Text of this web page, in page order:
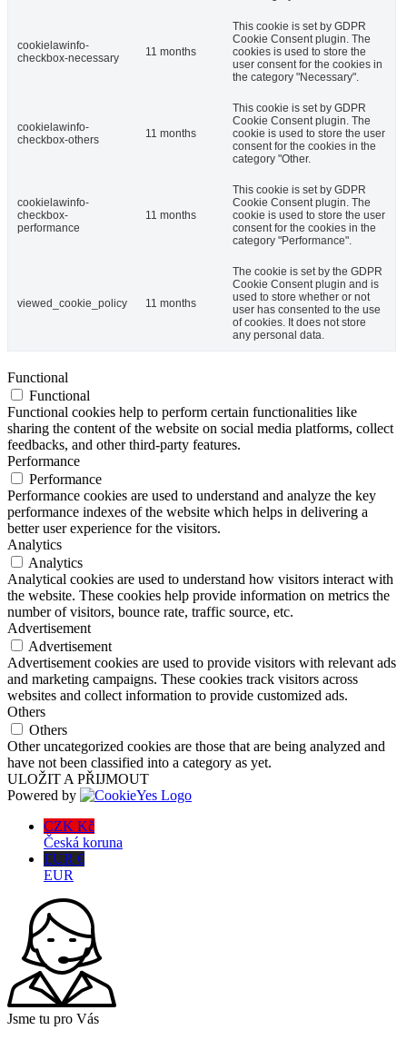
cookielawinfo-
checkbox-necessary
11 months
This cookie is set by GDPR
Cookie Consent plugin. The
cookies is used to store the
user consent for the cookies in
the category "Necessary".
cookielawinfo-
checkbox-others
11 months
This cookie is set by GDPR
Cookie Consent plugin. The
cookie is used to store the user
consent for the cookies in the
category "Other.
cookielawinfo-
checkbox-
performance
11 months
This cookie is set by GDPR
Cookie Consent plugin. The
cookie is used to store the user
consent for the cookies in the
category "Performance".
viewed_cookie_policy 11 months
The cookie is set by the GDPR
Cookie Consent plugin and is
used to store whether or not
user has consented to the use
of cookies. It does not store
any personal data.
Functional
Functional
Functional cookies help to perform certain functionalities like
sharing the content of the website on social media platforms, collect
feedbacks, and other third-party features.
Performance
Performance
Performance cookies are used to understand and analyze the key
performance indexes of the website which helps in delivering a
better user experience for the visitors.
Analytics
Analytics
Analytical cookies are used to understand how visitors interact with
the website. These cookies help provide information on metrics the
number of visitors, bounce rate, traffic source, etc.
Advertisement
Advertisement
Advertisement cookies are used to provide visitors with relevant ads
and marketing campaigns. These cookies track visitors across
websites and collect information to provide customized ads.
Others
Others
Other uncategorized cookies are those that are being analyzed and
have not been classified into a category as yet.
ULOŽIT A PŘIJMOUT
Powered by
CZK Kč
Česká koruna
EUR €
EUR
Jsme tu pro Vás